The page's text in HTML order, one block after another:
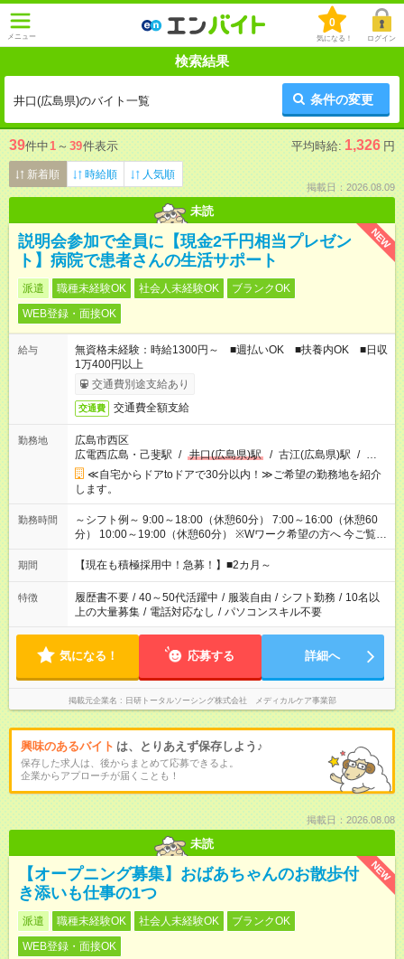
メニュー
0
気になる！ ログイン
検索結果
井口(広島県)のバイト一覧 条件の変更
39件中1 ～ 39件表示 平均時給: 1,326 円
新着順 時給順 人気順
掲載日：2026.08.09
未読
NEW
説明会参加で全員に【現金2千円相当プレゼン
ト】病院で患者さんの生活サポート
派遣 職種未経験OK 社会人未経験OK
ブランクOK
WEB登録・面接OK
給与
無資格未経験：時給1300円～ ■週払いOK ■扶養内OK ■日収
1万400円以上
交通費別途支給あり
交通費 交通費全額支給
勤務地
広島市西区
広電西広島・己斐駅 / 井口(広島県)駅 / 古江(広島県)駅 / …
≪自宅からドアtoドアで30分以内！≫ご希望の勤務地を紹介
します。
勤務時間
～シフト例～ 9:00～18:00（休憩60分） 7:00～16:00（休憩60
分） 10:00～19:00（休憩60分） ※Wワーク希望の方へ 今ご覧の
お仕事で希望する勤務時間と、もう1つのお仕事の勤務時間の合
計が 週40時間を超えなければOKです。
期間 【現在も積極採用中！急募！】■2カ月～
特徴 履歴書不要 / 40～50代活躍中 / 服装自由 / シフト勤務 / 10名以
上の大量募集 / 電話対応なし / パソコンスキル不要
気になる！ 応募する 詳細へ
掲載元企業名 日研トータルソーシング株式会社 メディカルケア事業部
興味のあるバイト は、とりあえず保存しよう♪
保存した求人は、後からまとめて応募できるよ。
企業からアプローチが届くことも！
掲載日：2026.08.08
未読
NEW
【オープニング募集】おばあちゃんのお散歩付
き添いも仕事の1つ
派遣 職種未経験OK 社会人未経験OK
ブランクOK
WEB登録・面接OK